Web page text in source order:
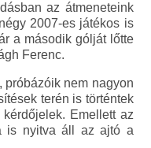
az átmeneteink
2007-es játékos is
a második gólját lőtte
Ferenc.
próbázóik nem nagyon
terén is történtek
Emellett az
is nyitva áll az ajtó a